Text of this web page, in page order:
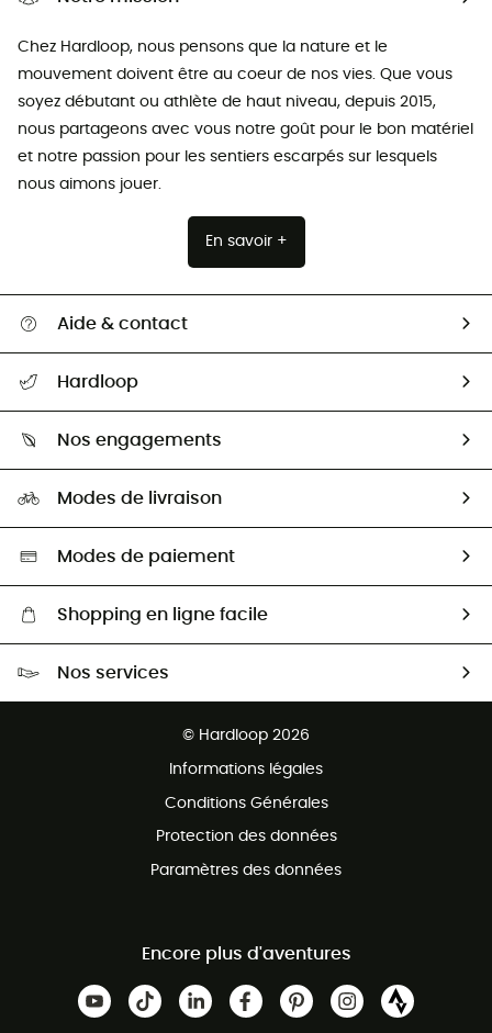
Chez Hardloop, nous pensons que la nature et le
mouvement doivent être au coeur de nos vies. Que vous
soyez débutant ou athlète de haut niveau, depuis 2015,
nous partageons avec vous notre goût pour le bon matériel
et notre passion pour les sentiers escarpés sur lesquels
nous aimons jouer.
En savoir +
Aide & contact
Retour & remboursement
Guide des tailles
Seconde Main
Aide & Contact
Hardloop
HardGuides
Nos engagements
Sélection éco-responsable
Modes de livraison
Modes de paiement
Shopping en ligne facile
Nos services
© Hardloop 2026
Informations légales
Conditions Générales
Protection des données
Paramètres des données
Encore plus d'aventures